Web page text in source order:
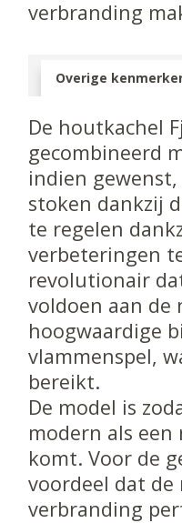
verbranding
Overige
De houtkachel
gecombineerd
indien
stoken dankzij
te regelen
verbeteringen
revolutionair
voldoen aan de
hoogwaardige
vlammenspel,
bereikt.
De model is
modern als
komt. Voor de
voordeel dat
verbranding